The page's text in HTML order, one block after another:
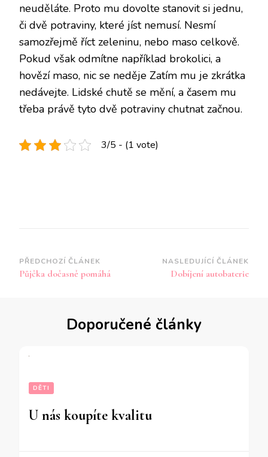
neuděláte. Proto mu dovolte stanovit si jednu,
či dvě potraviny, které jíst nemusí. Nesmí
samozřejmě říct zeleninu, nebo maso celkově.
Pokud však odmítne například brokolici, a
hovězí maso, nic se neděje Zatím mu je zkrátka
nedávejte. Lidské chutě se mění, a časem mu
třeba právě tyto dvě potraviny chutnat začnou.
3/5 - (1 vote)
Navigace
příspěvku
PŘEDCHOZÍ ČLÁNEK
Půjčka dočasně pomáhá
NASLEDUJÍCÍ ČLÁNEK
Dobíjení autobaterie
Doporučené články
DĚTI
U nás koupíte kvalitu